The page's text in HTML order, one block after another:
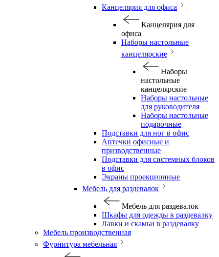
Канцелярия для офиса
Канцелярия для
офиса
Наборы настольные
канцелярские
Наборы
настольные
канцелярские
Наборы настольные
для руководителя
Наборы настольные
подарочные
Подставки для ног в офис
Аптечки офисные и
призводственные
Подставки для системных блоков
в офис
Экраны проекционные
Мебель для раздевалок
Мебель для раздевалок
Шкафы для одежды в раздевалку
Лавки и скамьи в раздевалку
Мебель производственная
Фурнитура мебельная